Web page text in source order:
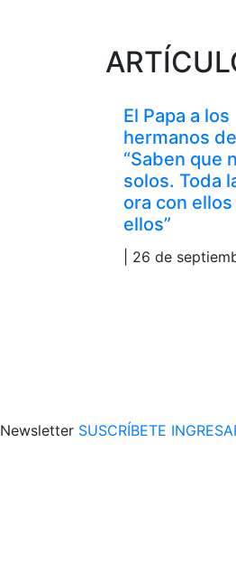
El Papa a los
hermanos
“Saben que
solos. Toda
ora con
ellos”
| 26 de
Newsletter SUSCRÍBETE